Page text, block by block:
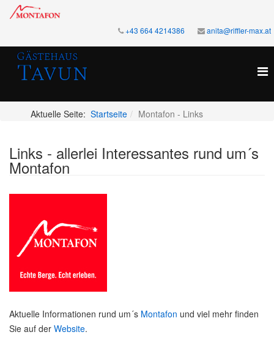
+43 664 4214386 anita@riffler-max.at
Aktuelle Seite: Startseite Montafon - Links
Links - allerlei Interessantes rund um´s
Montafon
Aktuelle Informationen rund um´s Montafon und viel mehr finden
Sie auf der Website.